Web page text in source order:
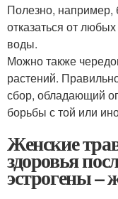
Полезно, например,
отказаться от
воды.
Можно также
растений.
сбор, обладающий
борьбы с той или
Женские
здоровья
эстрогены –